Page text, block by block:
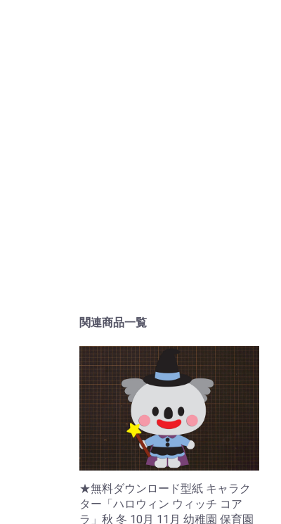
関連商品一覧
★無料ダウンロード型紙 キャラク
ター「ハロウィン ウィッチ コア
ラ」秋 冬 10月 11月 幼稚園 保育園